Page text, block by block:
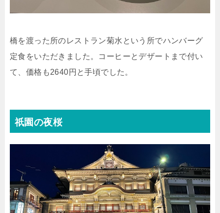
橋を渡った所のレストラン菊水という所でハンバーグ
定食をいただきました。コーヒーとデザートまで付い
て、価格も2640円と手頃でした。
祇園の夜桜